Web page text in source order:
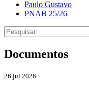
Paulo Gustavo
PNAB 25/26
Documentos
26 jul 2026